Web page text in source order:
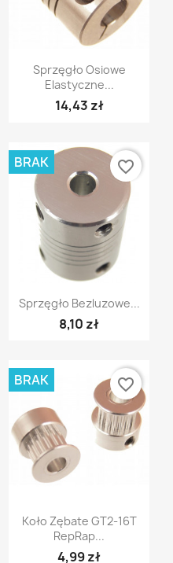
Szybki podgląd
Sprzęgło Osiowe
Elastyczne...
14,43 zł
Szybki podgląd
Sprzęgło Bezluzowe...
8,10 zł
BRAK favorite_border
Szybki podgląd
Koło Zębate GT2-16T
RepRap...
4,99 zł
BRAK favorite_border